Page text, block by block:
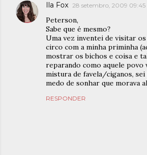
Ila Fox 28 setembro, 2009 09:45
Peterson,
Sabe que é mesmo?
Uma vez inventei de visitar
circo com a minha priminha
mostrar os bichos e coisa e
reparando como aquele povo
mistura de favela/ciganos, sei
medo de sonhar que morava
RESPONDER